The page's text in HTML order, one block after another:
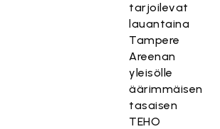
tarjoilevat
lauantaina
Tampere
Areenan
yleisölle
äärimmäisen
tasaisen
TEHO